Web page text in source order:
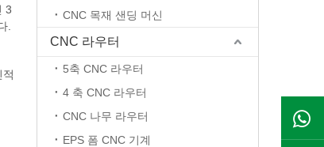
3
.
CNC 목재 샌딩 머신
CNC 라우터
5축 CNC 라우터
4 축 CNC 라우터
CNC 나무 라우터
EPS 폼 CNC 기계